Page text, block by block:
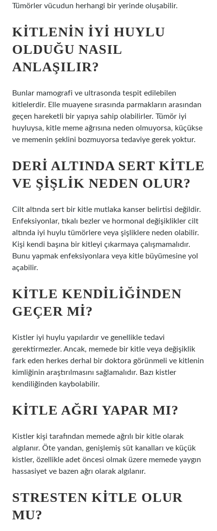
Tümörler vücudun herhangi bir yerinde oluşabilir.
KITLENIN IYI HUYLU
OLDUĞU NASIL
ANLAŞILIR?
Bunlar mamografi ve ultrasonda tespit edilebilen
kitlelerdir. Elle muayene sırasında parmakların arasından
geçen hareketli bir yapıya sahip olabilirler. Tümör iyi
huyluysa, kitle meme ağrısına neden olmuyorsa, küçükse
ve memenin şeklini bozmuyorsa tedaviye gerek yoktur.
DERI ALTINDA SERT KITLE
VE ŞIŞLIK NEDEN OLUR?
Cilt altında sert bir kitle mutlaka kanser belirtisi değildir.
Enfeksiyonlar, tıkalı bezler ve hormonal değişiklikler cilt
altında iyi huylu tümörlere veya şişliklere neden olabilir.
Kişi kendi başına bir kitleyi çıkarmaya çalışmamalıdır.
Bunu yapmak enfeksiyonlara veya kitle büyümesine yol
açabilir.
KITLE KENDILIĞINDEN
GEÇER MI?
Kistler iyi huylu yapılardır ve genellikle tedavi
gerektirmezler. Ancak, memede bir kitle veya değişiklik
fark eden herkes derhal bir doktora görünmeli ve kitlenin
kimliğinin araştırılmasını sağlamalıdır. Bazı kistler
kendiliğinden kaybolabilir.
KITLE AĞRI YAPAR MI?
Kistler kişi tarafından memede ağrılı bir kitle olarak
algılanır. Öte yandan, genişlemiş süt kanalları ve küçük
kistler, özellikle adet öncesi olmak üzere memede yaygın
hassasiyet ve bazen ağrı olarak algılanır.
STRESTEN KITLE OLUR
MU?